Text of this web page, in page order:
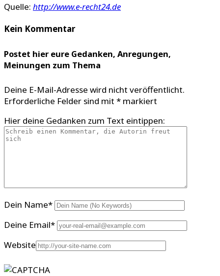
Quelle: http://www.e-recht24.de
Kein Kommentar
Postet hier eure Gedanken, Anregungen,
Meinungen zum Thema
Deine E-Mail-Adresse wird nicht veröffentlicht.
Erforderliche Felder sind mit * markiert
Hier deine Gedanken zum Text eintippen:
Dein Name*
Deine Email*
Website